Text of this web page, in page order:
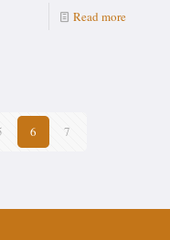
Read more
6 7